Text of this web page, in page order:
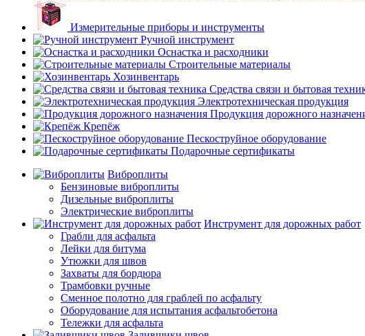
Измерительные приборы и инструменты
Ручной инструмент
Оснастка и расходники
Строительные материалы
Хозинвентарь
Средства связи и бытовая
Электротехническая продукция
Продукция дорожного
Крепёж
Пескоструйное оборудование
Подарочные сертификаты
Виброплиты
Бензиновые виброплиты
Дизельные виброплиты
Электрические виброплиты
Инструмент для дорожных работ
Грабли для асфальта
Лейки для битума
Утюжки для швов
Захваты для бордюра
Трамбовки ручные
Сменное полотно для граблей по асфальту
Оборудование для испытания асфальтобетона
Тележки для асфальта